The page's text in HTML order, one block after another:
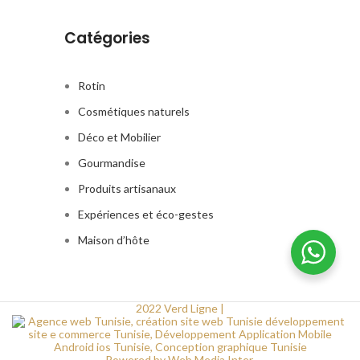
parfaitement à votre décor.
Catégories
Rotin
Cosmétiques naturels
Déco et Mobilier
Gourmandise
Produits artisanaux
Expériences et éco-gestes
Maison d’hôte
2022 Verd Ligne |